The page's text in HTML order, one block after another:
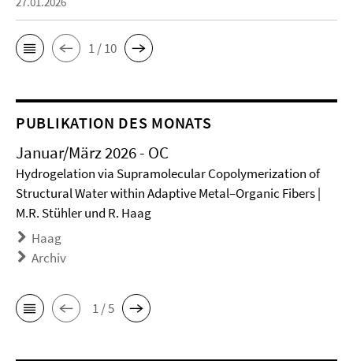
1 / 10
PUBLIKATION DES MONATS
Januar/März 2026 - OC
Hydrogelation via Supramolecular Copolymerization of
Structural Water within Adaptive Metal–Organic Fibers |
M.R. Stühler und R. Haag
Haag
Archiv
1 / 5